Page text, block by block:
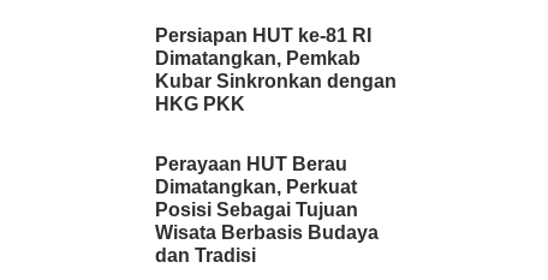
Persiapan HUT ke-81 RI
Dimatangkan, Pemkab
Kubar Sinkronkan dengan
HKG PKK
Perayaan HUT Berau
Dimatangkan, Perkuat
Posisi Sebagai Tujuan
Wisata Berbasis Budaya
dan Tradisi